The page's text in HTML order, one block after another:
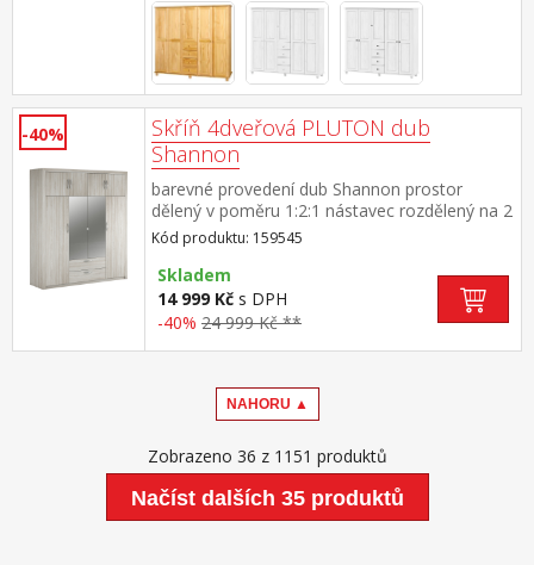
-40%
Skříň 4dveřová PLUTON dub
Shannon
barevné provedení dub Shannon prostor
dělený v poměru 1:2:1 nástavec rozdělený na 2
stejné části je součástí skříně v každé užší
části 3 police z toho vždy 2 variabilní širší část
zrcadlové dveře, šatní tyč o délce 81,3 cm v
dolní části 2 zásuvky s kovovými
pojezdy vnitřní rozměr zásuvky (š/h/v) 79 × 37
Kód produktu: 159545
Skladem
14 999 Kč s DPH
-40% 24 999 Kč **
NAHORU ▲
Zobrazeno 36 z 1151 produktů
Načíst dalších 35 produktů